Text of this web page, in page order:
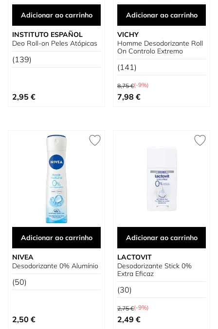
Adicionar ao carrinho
INSTITUTO ESPAÑOL
Deo Roll-on Peles Atópicas
(139)
2,95 €
Adicionar ao carrinho
VICHY
Homme Desodorizante Roll
On Controlo Extremo
(141)
Preço Normal
8,75 €(-9%)
Preço Especial
7,98 €
Adicionar ao carrinho
NIVEA
Desodorizante 0% Alumínio
(50)
2,50 €
Adicionar ao carrinho
LACTOVIT
Desodorizante Stick 0%
Extra Eficaz
(30)
Preço Normal
2,75 €(-9%)
Preço Especial
2,49 €